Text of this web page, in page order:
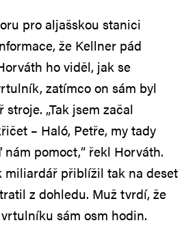
pro aljašskou stanici
že Kellner pád
ho viděl, jak se
zatímco on sám byl
„Tak jsem začal
– Haló, Petře, my tady
pomoct,“ řekl Horváth.
miliardář přiblížil tak na deset
z dohledu. Muž tvrdí, že
sám osm hodin.